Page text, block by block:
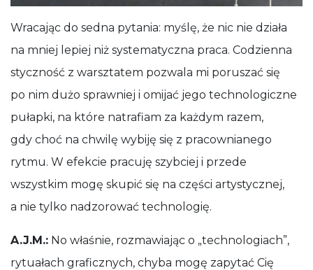
Wracając do sedna pytania: myślę, że nic nie działa
na mniej lepiej niż systematyczna praca. Codzienna
styczność z warsztatem pozwala mi poruszać się
po nim dużo sprawniej i omijać jego technologiczne
pułapki, na które natrafiam za każdym razem,
gdy choć na chwilę wybiję się z pracownianego
rytmu. W efekcie pracuję szybciej i przede
wszystkim mogę skupić się na części artystycznej,
a nie tylko nadzorować technologię.
A.J.M.: No właśnie, rozmawiając o „technologiach”,
rytuałach graficznych, chyba mogę zapytać Cię